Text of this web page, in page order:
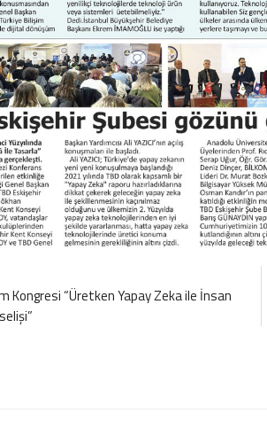
Kongresi “Üretken Yapay Zeka ile İnsan